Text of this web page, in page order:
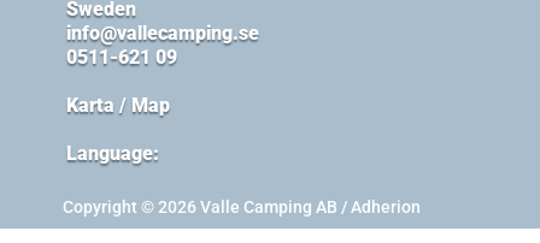
Sweden
info@vallecamping.se
0511-621 09
Karta / Map
Language:
Copyright © 2026 Valle Camping AB / Adherion